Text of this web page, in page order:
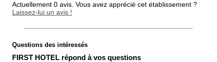
Actuellement 0 avis. Vous avez apprécié cet établissement ?
Laissez-lui un avis !
Note globale
Questions des intéressés
FIRST HOTEL répond à vos questions